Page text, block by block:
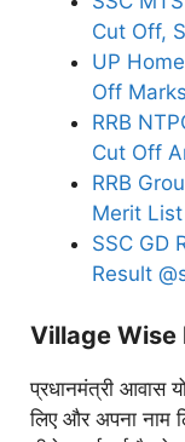
Cut Off,
UP
Off
RRB
Cut Off
RRB
Merit
SSC GD
Result
Village Wise
प्रधानमंत्री आवास
लिए और अपना नाम